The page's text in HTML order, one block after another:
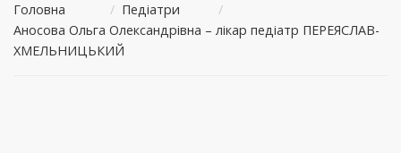
Головна / Педіатри
/
Аносова Ольга Олександрівна – лікар педіатр ПЕРЕЯСЛАВ-
ХМЕЛЬНИЦЬКИЙ